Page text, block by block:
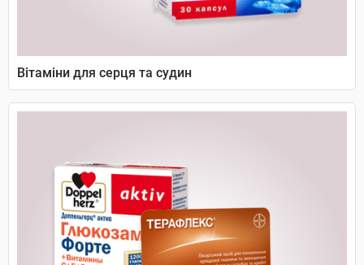
Вітаміни для серця та судин